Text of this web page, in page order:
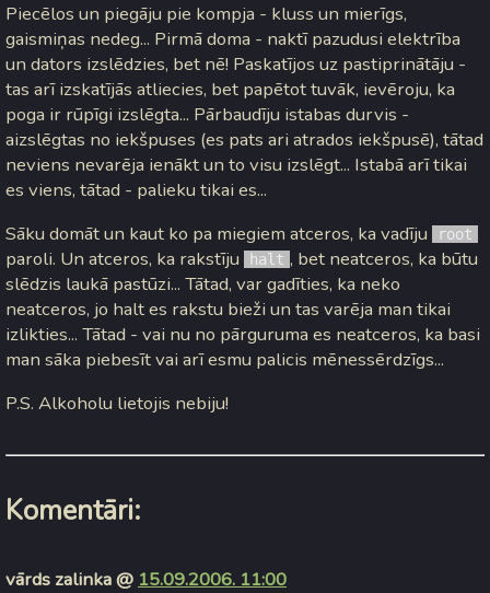
Piecēlos un piegāju pie kompja - kluss un mierīgs,
gaismiņas nedeg... Pirmā doma - naktī pazudusi elektrība
un dators izslēdzies, bet nē! Paskatījos uz pastiprinātāju -
tas arī izskatījās atliecies, bet papētot tuvāk, ievēroju, ka
poga ir rūpīgi izslēgta... Pārbaudīju istabas durvis -
aizslēgtas no iekšpuses (es pats ari atrados iekšpusē), tātad
neviens nevarēja ienākt un to visu izslēgt... Istabā arī tikai
es viens, tātad - palieku tikai es...
Sāku domāt un kaut ko pa miegiem atceros, ka vadīju
root
paroli. Un atceros, ka rakstīju halt , bet neatceros, ka būtu
slēdzis laukā pastūzi... Tātad, var gadīties, ka neko
neatceros, jo halt es rakstu bieži un tas varēja man tikai
izlikties... Tātad - vai nu no pārguruma es neatceros, ka basi
man sāka piebesīt vai arī esmu palicis mēnessērdzīgs...
P.S. Alkoholu lietojis nebiju!
Komentāri:
vārds zalinka @ 15.09.2006. 11:00